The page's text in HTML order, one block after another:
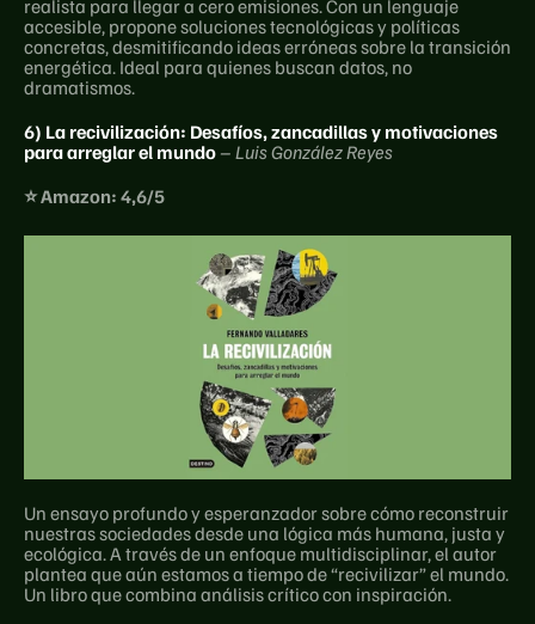
realista para llegar a cero emisiones. Con un lenguaje
accesible, propone soluciones tecnológicas y políticas
concretas, desmitificando ideas erróneas sobre la transición
energética. Ideal para quienes buscan datos, no
dramatismos.
6) La recivilización: Desafíos, zancadillas y motivaciones
para arreglar el mundo – Luis González Reyes
⭐ Amazon: 4,6/5
Un ensayo profundo y esperanzador sobre cómo reconstruir
nuestras sociedades desde una lógica más humana, justa y
ecológica. A través de un enfoque multidisciplinar, el autor
plantea que aún estamos a tiempo de “recivilizar” el mundo.
Un libro que combina análisis crítico con inspiración.